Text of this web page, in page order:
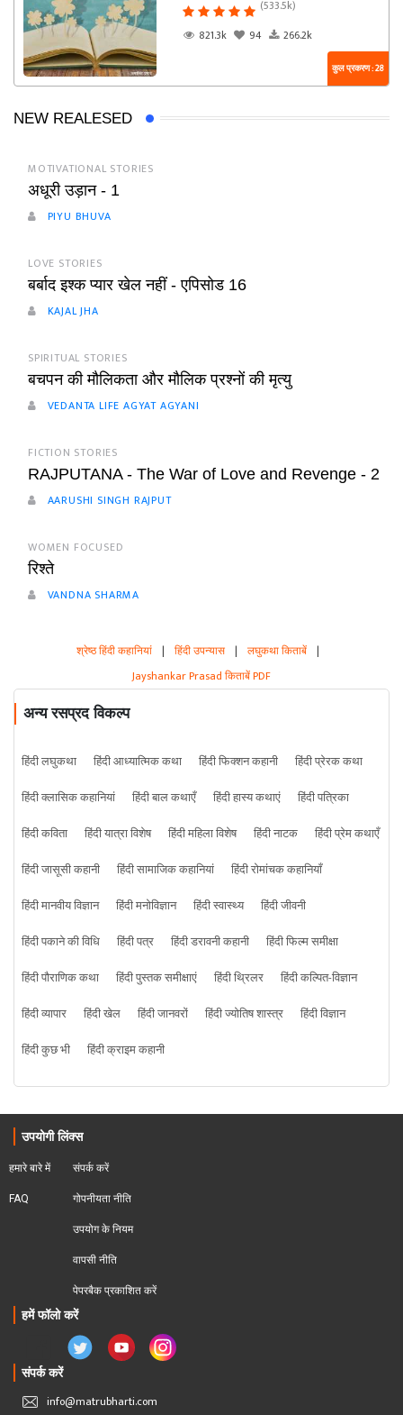
(533.5k)
821.3k
94 266.2k
कुल प्रकरण : 28
NEW REALESED
MOTIVATIONAL STORIES
अधूरी उड़ान - 1
PIYU BHUVA
LOVE STORIES
बर्बाद इश्क प्यार खेल नहीं - एपिसोड 16
KAJAL JHA
SPIRITUAL STORIES
बचपन की मौलिकता और मौलिक प्रश्नों की मृत्यु
VEDANTA LIFE AGYAT AGYANI
FICTION STORIES
RAJPUTANA - The War of Love and Revenge - 2
AARUSHI SINGH RAJPUT
WOMEN FOCUSED
रिश्ते
VANDNA SHARMA
श्रेष्ठ हिंदी कहानियां | हिंदी उपन्यास | लघुकथा किताबें |
Jayshankar Prasad किताबें PDF
अन्य रसप्रद विकल्प
हिंदी लघुकथा हिंदी आध्यात्मिक कथा हिंदी फिक्शन कहानी
हिंदी प्रेरक कथा
हिंदी क्लासिक कहानियां
हिंदी बाल कथाएँ हिंदी हास्य कथाएं
हिंदी पत्रिका
हिंदी कविता
हिंदी यात्रा विशेष हिंदी महिला विशेष हिंदी नाटक
हिंदी प्रेम कथाएँ
हिंदी जासूसी कहानी
हिंदी सामाजिक कहानियां
हिंदी रोमांचक कहानियाँ
हिंदी मानवीय विज्ञान
हिंदी मनोविज्ञान हिंदी स्वास्थ्य
हिंदी जीवनी
हिंदी पकाने की विधि
हिंदी पत्र हिंदी डरावनी कहानी
हिंदी फिल्म समीक्षा
हिंदी पौराणिक कथा
हिंदी पुस्तक समीक्षाएं हिंदी थ्रिलर
हिंदी कल्पित-विज्ञान
हिंदी व्यापार
हिंदी खेल हिंदी जानवरों हिंदी ज्योतिष शास्त्र
हिंदी विज्ञान
हिंदी कुछ भी
हिंदी क्राइम कहानी
उपयोगी लिंक्स
हमारे बारे में
FAQ
संपर्क करें
गोपनीयता नीति
उपयोग के नियम
वापसी नीति
पेपरबैक प्रकाशित करें
हमें फॉलो करें
संपर्क करें
info@matrubharti.com